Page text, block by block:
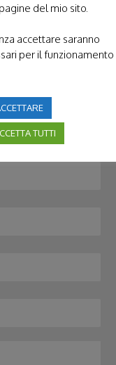
del mio sito.
accettare saranno
per il funzionamento
TUTTI